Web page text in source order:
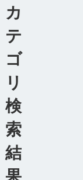
カ
テ
ゴ
リ
検
索
結
果